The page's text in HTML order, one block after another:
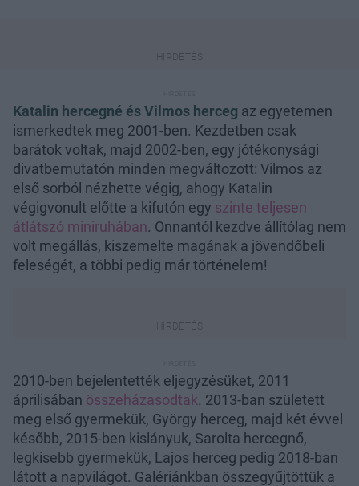
Katalin hercegné és Vilmos herceg az egyetemen
ismerkedtek meg 2001-ben. Kezdetben csak
barátok voltak, majd 2002-ben, egy jótékonysági
divatbemutatón minden megváltozott: Vilmos az
első sorból nézhette végig, ahogy Katalin
végigvonult előtte a kifutón egy szinte teljesen
átlátszó miniruhában. Onnantól kezdve állítólag nem
volt megállás, kiszemelte magának a jövendőbeli
feleségét, a többi pedig már történelem!
2010-ben bejelentették eljegyzésüket, 2011
áprilisában összeházasodtak. 2013-ban született
meg első gyermekük, György herceg, majd két évvel
később, 2015-ben kislányuk, Sarolta hercegnő,
legkisebb gyermekük, Lajos herceg pedig 2018-ban
látott a napvilágot. Galériánkban összegyűjtöttük a